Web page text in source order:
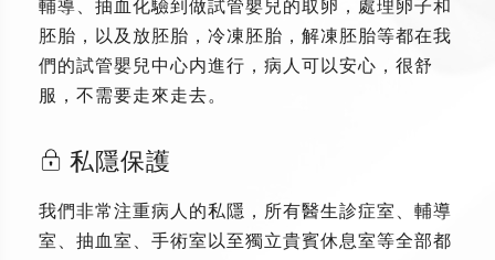
輔導、抽血化驗到做試管嬰兒的取卵，處理卵子和
胚胎，以及放胚胎，冷凍胚胎，解凍胚胎等都在我
們的試管嬰兒中心内進行，病人可以安心，很舒
服，不需要走來走去。
私隱保護
我們非常注重病人的私隱，所有醫生診症室、輔導
室、抽血室、手術室以至獨立貴賓休息室等全部都